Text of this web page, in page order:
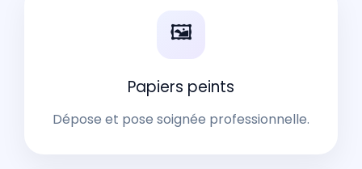
🖼️
Papiers peints
Dépose et pose soignée professionnelle.